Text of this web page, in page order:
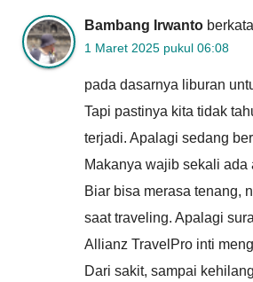
Bambang Irwanto
1 Maret 2025 pukul 06:08
pada dasarnya liburan
Tapi pastinya kita tidak
terjadi. Apalagi sedang
Makanya wajib sekali ada
Biar bisa merasa tenang,
saat traveling. Apalagi
Allianz TravelPro inti
Dari sakit, sampai